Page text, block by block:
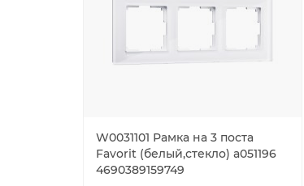
W0031101 Рамка на 3 поста
Favorit (белый,стекло) a051196
4690389159749